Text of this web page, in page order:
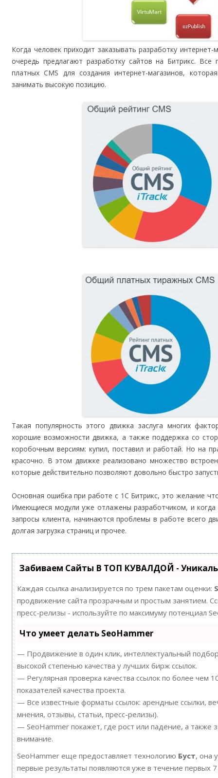
Когда человек приходит заказывать разработку
очередь предлагают разработку сайтов на Битрикс.
платных CMS для создания интернет-магазинов,
занимать высокую позицию.
Такая популярность этого движка заслуга многих
хорошие возможности движка, а также поддержка со
коробочным версиям: купил, поставил и работай. Но на
красочно. В этом движке реализовано множество
которые действительно позволяют довольно быстро
Основная ошибка при работе с 1С Битрикс, это желание
Имеющиеся модули уже отлажены разработчиком, и
запросы клиента, начинаются проблемы в работе всего
долгая загрузка страниц и прочее.
Забиваем Сайты В ТОП КУВАЛДОЙ -
Каждая ссылка анализируется по трем пакетам оценки:
продвижение сайта прозрачным и простым занятием.
пресс-релизы - используйте по максимуму потенциал
Что умеет делать SeoHammer
— Продвижение в один клик, интеллектуальный
высокой степенью качества у лучших бирж ссылок.
— Регулярная проверка качества ссылок по более чем
показателей качества проекта.
— Все известные форматы ссылок: арендные ссылки,
мнения, отзывы, статьи, пресс-релизы).
— SeoHammer покажет, где рост или падение, а также
внимание.
SeoHammer еще предоставляет технологию Буст, она
первые результаты появляются уже в течение первых